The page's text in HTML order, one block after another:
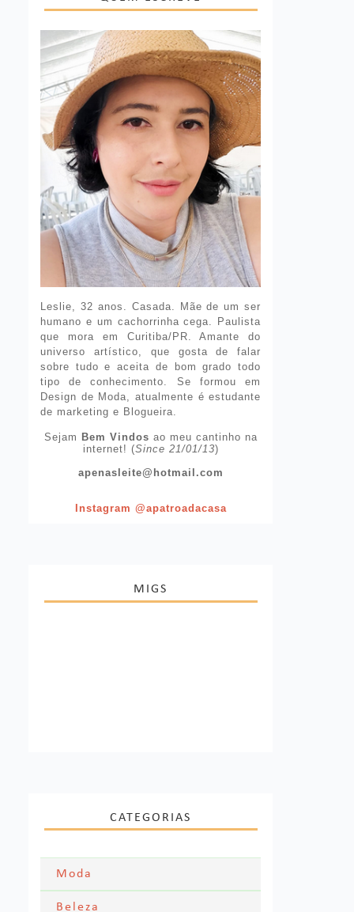
Leslie, 32 anos. Casada. Mãe de um ser
humano e um cachorrinha cega. Paulista
que mora em Curitiba/PR. Amante do
universo artístico, que gosta de falar
sobre tudo e aceita de bom grado todo
tipo de conhecimento. Se formou em
Design de Moda, atualmente é estudante
de marketing e Blogueira.
Sejam Bem Vindos ao meu cantinho na
internet! (Since 21/01/13)
apenasleite@hotmail.com
Instagram @apatroadacasa
MIGS
CATEGORIAS
Moda
Moda Festa
Beleza